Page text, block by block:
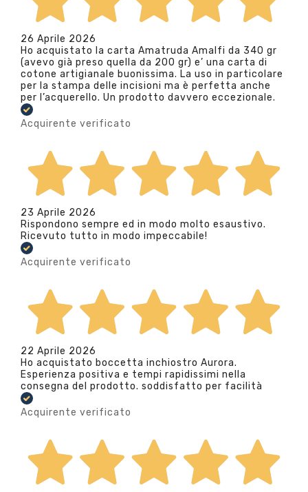
26 Aprile 2026
Ho acquistato la carta Amatruda Amalfi da 340 gr
(avevo già preso quella da 200 gr) e’ una carta di
cotone artigianale buonissima. La uso in particolare
per la stampa delle incisioni ma è perfetta anche
per l’acquerello. Un prodotto davvero eccezionale.
Acquirente verificato
23 Aprile 2026
Rispondono sempre ed in modo molto esaustivo.
Ricevuto tutto in modo impeccabile!
Acquirente verificato
22 Aprile 2026
Ho acquistato boccetta inchiostro Aurora.
Esperienza positiva e tempi rapidissimi nella
consegna del prodotto. soddisfatto per facilità
Acquirente verificato